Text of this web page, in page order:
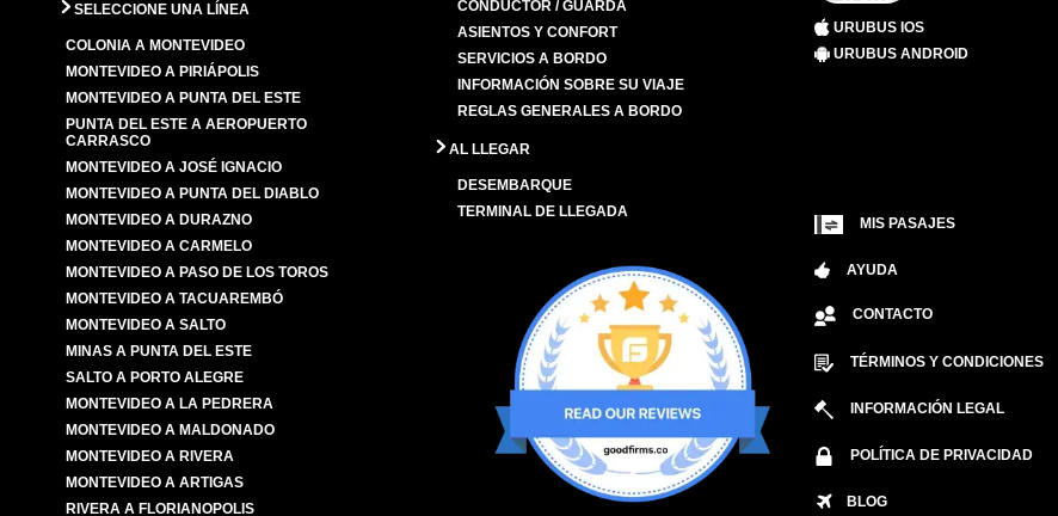
SELECCIONE UNA LÍNEA
COLONIA A MONTEVIDEO
MONTEVIDEO A PIRIÁPOLIS
MONTEVIDEO A PUNTA DEL ESTE
PUNTA DEL ESTE A AEROPUERTO
CARRASCO
MONTEVIDEO A JOSÉ IGNACIO
MONTEVIDEO A PUNTA DEL DIABLO
MONTEVIDEO A DURAZNO
MONTEVIDEO A CARMELO
MONTEVIDEO A PASO DE LOS TOROS
MONTEVIDEO A TACUAREMBÓ
MONTEVIDEO A SALTO
MINAS A PUNTA DEL ESTE
SALTO A PORTO ALEGRE
MONTEVIDEO A LA PEDRERA
MONTEVIDEO A MALDONADO
MONTEVIDEO A RIVERA
MONTEVIDEO A ARTIGAS
RIVERA A FLORIANOPOLIS
CONDUCTOR / GUARDA
ASIENTOS Y CONFORT
SERVICIOS A BORDO
INFORMACIÓN SOBRE SU VIAJE
REGLAS GENERALES A BORDO
AL LLEGAR
DESEMBARQUE
TERMINAL DE LLEGADA
URUBUS IOS
URUBUS ANDROID
MIS PASAJES
AYUDA
CONTACTO
TÉRMINOS Y CONDICIONES
INFORMACIÓN LEGAL
POLÍTICA DE PRIVACIDAD
BLOG